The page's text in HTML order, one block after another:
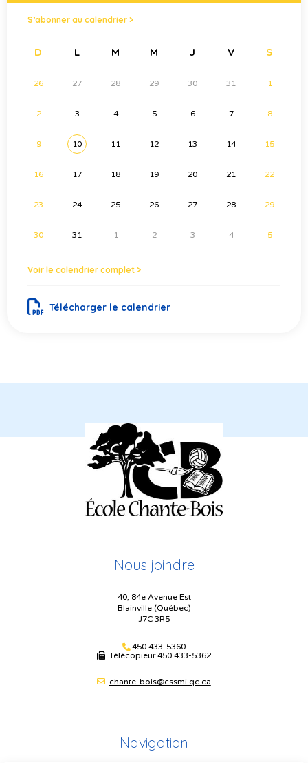
S’abonner au calendrier >
D L M M J V S
26 27 28 29 30 31 1
2 3 4 5 6 7 8
9 10 11 12 13 14 15
16 17 18 19 20 21 22
23 24 25 26 27 28 29
30 31 1 2 3 4 5
Voir le calendrier complet >
Télécharger le calendrier
Nous joindre
40, 84e Avenue Est
Blainville (Québec)
J7C 3R5
450 433-5360
Télécopieur450 433-5362
chante-bois@cssmi.qc.ca
Navigation